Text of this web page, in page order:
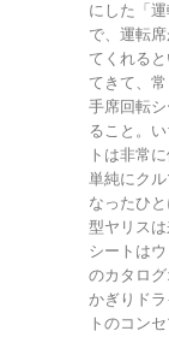
にした「
で、運転
てくれる
てきて、
手席回転
ること。
トは非常
単純にク
なったひ
型ヤリス
シートは
のカタロ
かぎりド
トのコン